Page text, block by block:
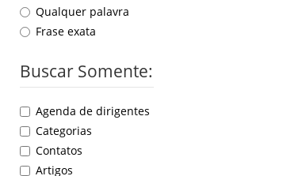
Qualquer palavra
Frase exata
Buscar Somente:
Agenda de dirigentes
Categorias
Contatos
Artigos